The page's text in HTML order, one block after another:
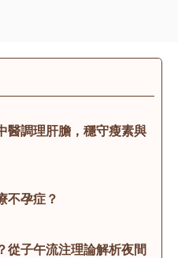
醫調理肝膽，穩守瘦素與
不孕症？
從子午流注理論解析夜間